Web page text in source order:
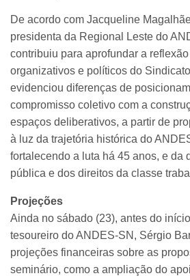
De acordo com Jacqueline
presidenta da Regional Leste do
contribuiu para aprofundar a
organizativos e políticos do
evidenciou diferenças de
compromisso coletivo com a
espaços deliberativos, a partir de
à luz da trajetória histórica do
fortalecendo a luta há 45 anos, e da
pública e dos direitos da classe
Projeções
Ainda no sábado (23), antes do
tesoureiro do ANDES-SN, Sérgio
projeções financeiras sobre as
seminário, como a ampliação do